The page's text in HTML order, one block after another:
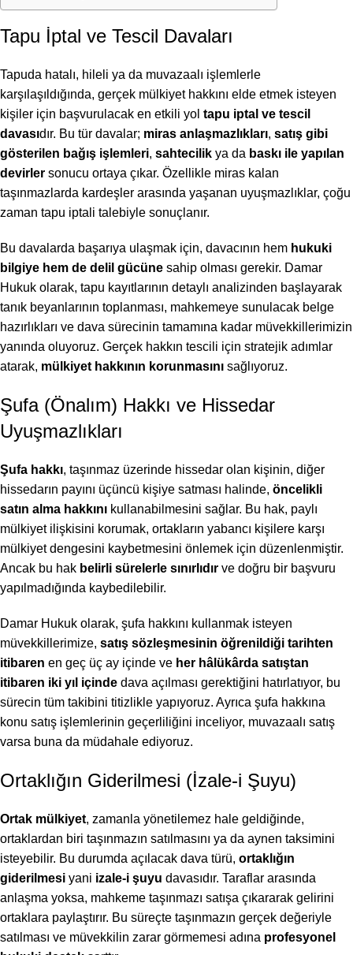
Tapu İptal ve Tescil Davaları
Tapuda hatalı, hileli ya da muvazaalı işlemlerle
karşılaşıldığında, gerçek mülkiyet hakkını elde etmek isteyen
kişiler için başvurulacak en etkili yol tapu iptal ve tescil
davasıdır. Bu tür davalar; miras anlaşmazlıkları, satış gibi
gösterilen bağış işlemleri, sahtecilik ya da baskı ile yapılan
devirler sonucu ortaya çıkar. Özellikle miras kalan
taşınmazlarda kardeşler arasında yaşanan uyuşmazlıklar, çoğu
zaman tapu iptali talebiyle sonuçlanır.
Bu davalarda başarıya ulaşmak için, davacının hem hukuki
bilgiye hem de delil gücüne sahip olması gerekir. Damar
Hukuk olarak, tapu kayıtlarının detaylı analizinden başlayarak
tanık beyanlarının toplanması, mahkemeye sunulacak belge
hazırlıkları ve dava sürecinin tamamına kadar müvekkillerimizin
yanında oluyoruz. Gerçek hakkın tescili için stratejik adımlar
atarak, mülkiyet hakkının korunmasını sağlıyoruz.
Şufa (Önalım) Hakkı ve Hissedar
Uyuşmazlıkları
Şufa hakkı, taşınmaz üzerinde hissedar olan kişinin, diğer
hissedarın payını üçüncü kişiye satması halinde, öncelikli
satın alma hakkını kullanabilmesini sağlar. Bu hak, paylı
mülkiyet ilişkisini korumak, ortakların yabancı kişilere karşı
mülkiyet dengesini kaybetmesini önlemek için düzenlenmiştir.
Ancak bu hak belirli sürelerle sınırlıdır ve doğru bir başvuru
yapılmadığında kaybedilebilir.
Damar Hukuk olarak, şufa hakkını kullanmak isteyen
müvekkillerimize, satış sözleşmesinin öğrenildiği tarihten
itibaren en geç üç ay içinde ve her hâlükârda satıştan
itibaren iki yıl içinde dava açılması gerektiğini hatırlatıyor, bu
sürecin tüm takibini titizlikle yapıyoruz. Ayrıca şufa hakkına
konu satış işlemlerinin geçerliliğini inceliyor, muvazaalı satış
varsa buna da müdahale ediyoruz.
Ortaklığın Giderilmesi (İzale-i Şuyu)
Ortak mülkiyet, zamanla yönetilemez hale geldiğinde,
ortaklardan biri taşınmazın satılmasını ya da aynen taksimini
isteyebilir. Bu durumda açılacak dava türü, ortaklığın
giderilmesi yani izale-i şuyu davasıdır. Taraflar arasında
anlaşma yoksa, mahkeme taşınmazı satışa çıkararak gelirini
ortaklara paylaştırır. Bu süreçte taşınmazın gerçek değeriyle
satılması ve müvekkilin zarar görmemesi adına profesyonel